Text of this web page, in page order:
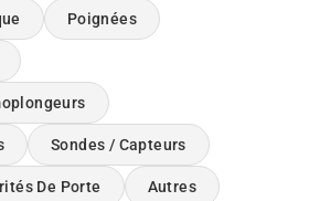
Poignées
Sondes / Capteurs
De Porte Autres